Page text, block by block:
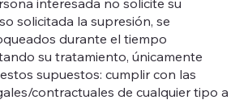
solicitada la supresión, se
durante el tiempo
su tratamiento, únicamente
supuestos: cumplir con las
contractuales de cualquier tipo a